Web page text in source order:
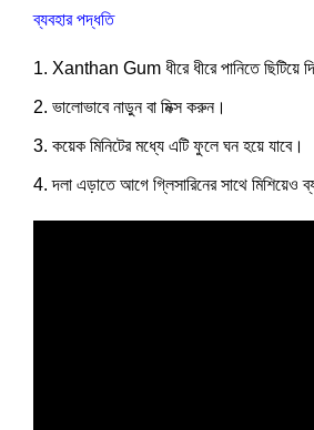
ব্যবহার পদ্ধতি
Xanthan Gum ধীরে ধীরে পানিতে ছিটিয়ে
ভালোভাবে নাড়ুন বা মিক্স করুন।
কয়েক মিনিটের মধ্যে এটি ফুলে ঘন হয়ে যাবে।
দলা এড়াতে আগে গ্লিসারিনের সাথে মিশিয়েও